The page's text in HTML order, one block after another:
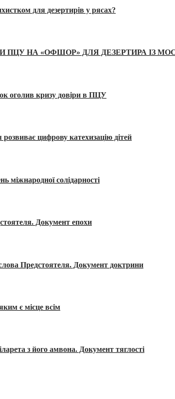
для дезертирів у рясах?
НА «ОФШОР» ДЛЯ ДЕЗЕРТИРА ІЗ
оголив кризу довіри в ПЦУ
цифрову катехизацію дітей
міжнародної солідарності
Документ епохи
Предстоятеля. Документ доктрини
є місце всім
з його амвона. Документ тяглості